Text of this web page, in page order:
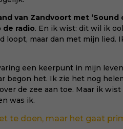
van Zandvoort met ‘Sound
de radio. En ik wist: dit wil ik
loopt, maar dan met mijn lied.
een keerpunt in mijn
begon het. Ik zie het nog
de zee aan toe. Maar ik
was ik.
te doen, maar het gaat